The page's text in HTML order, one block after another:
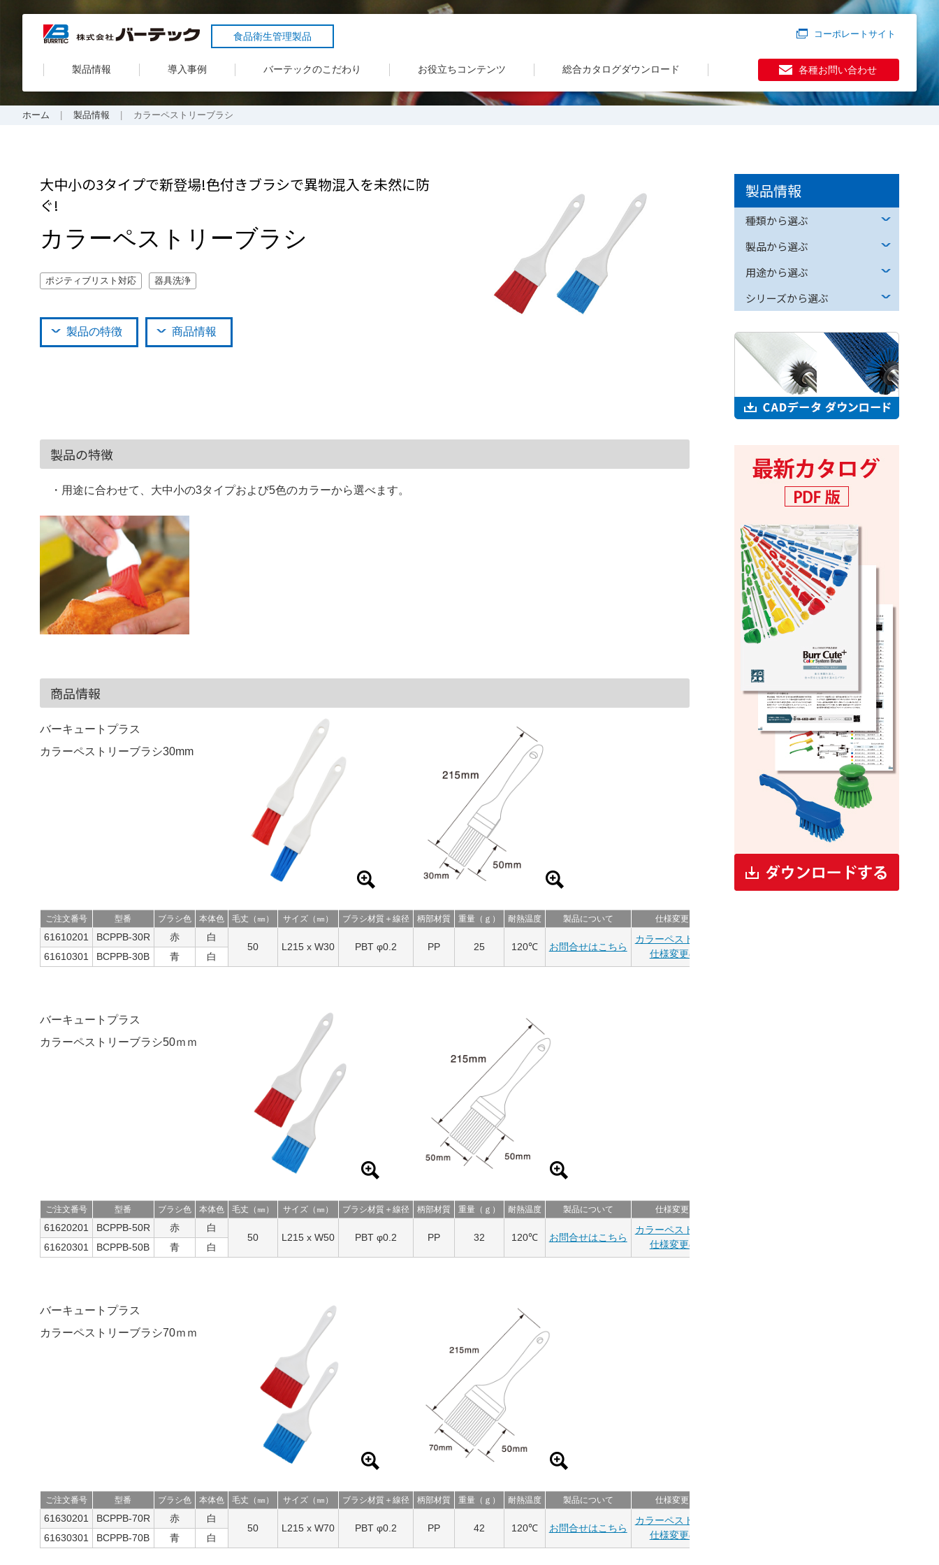
食品衛生管理製品 コーポレートサイト
製品情報 導入事例 バーテックのこだわり お役立ちコンテンツ 総合カタログダウンロード 各種お問い合わせ
ホーム 製品情報 カラーペストリーブラシ
大中小の3タイプで新登場!色付きブラシで異物混入を未然に防
ぐ!
カラーペストリーブラシ
ポジティブリスト対応 器具洗浄
製品の特徴 商品情報
製品の特徴
・用途に合わせて、大中小の3タイプおよび5色のカラーから選べます。
商品情報
バーキュートプラス
カラーペストリーブラシ30mm
ご注文番号 型番 ブラシ色 本体色
61610201 BCPPB-30R 赤
白
61610301
BCPPB-30B 青 白
毛丈（㎜） サイズ（㎜） ブラシ材質＋線径 柄部材質 重量（ｇ） 耐熱温度 製品について 仕様変更について
50 L215 x W30 PBT φ0.2 PP 25 120℃ お問合せはこちら
カラーペストリーブラシ
仕様変更のご案内
バーキュートプラス
カラーペストリーブラシ50ｍｍ
ご注文番号 型番 ブラシ色 本体色
61620201 BCPPB-50R 赤
白
61620301
BCPPB-50B 青 白
毛丈（㎜） サイズ（㎜） ブラシ材質＋線径 柄部材質 重量（ｇ） 耐熱温度 製品について 仕様変更について
50 L215 x W50 PBT φ0.2 PP 32 120℃ お問合せはこちら
カラーペストリーブラシ
仕様変更のご案内
バーキュートプラス
カラーペストリーブラシ70ｍｍ
ご注文番号 型番 ブラシ色 本体色
61630201 BCPPB-70R 赤
白
61630301
BCPPB-70B 青 白
毛丈（㎜） サイズ（㎜） ブラシ材質＋線径 柄部材質 重量（ｇ） 耐熱温度 製品について 仕様変更について
50 L215 x W70 PBT φ0.2 PP 42 120℃ お問合せはこちら
カラーペストリーブラシ
仕様変更のご案内
製品情報
種類から選ぶ
製品から選ぶ
用途から選ぶ
シリーズから選ぶ